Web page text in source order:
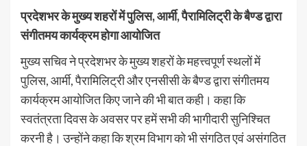
प्रदेशभर के मुख्य शहरों में पुलिस, आर्मी, पैरामिलिट्री के बैण्ड द्वारा
संगीतमय कार्यक्रम होगा आयोजित
मुख्य सचिव ने प्रदेशभर के मुख्य शहरों के महत्त्वपूर्ण स्थलों में
पुलिस, आर्मी, पैरामिलिट्री और एनसीसी के बैण्ड द्वारा संगीतमय
कार्यक्रम आयोजित किए जाने की भी बात कही। कहा कि
स्वतंत्रता दिवस के अवसर पर हमें सभी की भागीदारी सुनिश्चित
करनी है। उन्होंने कहा कि श्रम विभाग को भी संगठित एवं असंगठित